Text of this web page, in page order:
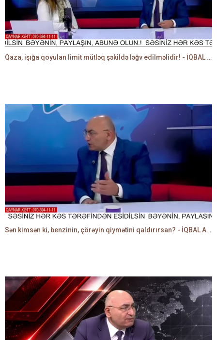
Qaza, işığa qoyulan limit mütləq şəkildə ləğv edilməlidir! - İQBAL AĞAZADƏ
Sən kimsən ki, benzinin, çörəyin qiymətini qaldırırsan? - İQBAL AĞAZADƏ